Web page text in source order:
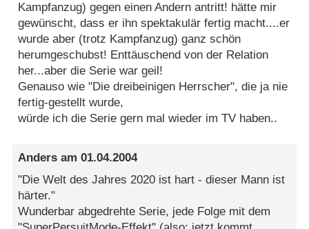
Kampfanzug) gegen einen Andern antritt! hätte mir
gewünscht, dass er ihn spektakulär fertig macht....er
wurde aber (trotz Kampfanzug) ganz schön
herumgeschubst! Enttäuschend von der Relation
her...aber die Serie war geil!
Genauso wie "Die dreibeinigen Herrscher", die ja nie
fertig-gestellt wurde,
würde ich die Serie gern mal wieder im TV haben..
Anders am01.04.2004
"Die Welt des Jahres 2020 ist hart - dieser Mann ist
härter."
Wunderbar abgedrehte Serie, jede Folge mit dem